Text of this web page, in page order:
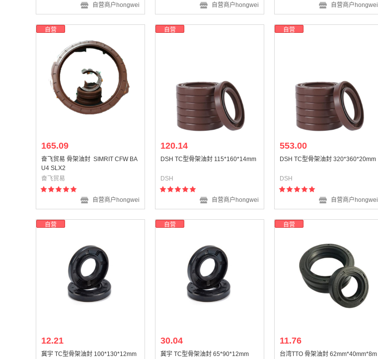
自营商户hongwei 自营商户hongwei 自营商户hongwei
165.09
奋飞贸易 骨架油封 SIMRIT CFW BA
U4 SLX2
奋飞贸易
自营
自营商户hongwei
120.14
DSH TC型骨架油封 115*160*14mm
DSH
自营
自营商户hongwei
553.00
DSH TC型骨架油封 320*360*20mm
DSH
自营
自营商户hongwei
12.21
冀宇 TC型骨架油封 100*130*12mm
自营
30.04
冀宇 TC型骨架油封 65*90*12mm
自营
11.76
台湾TTO 骨架油封 62mm*40mm*8m
自营